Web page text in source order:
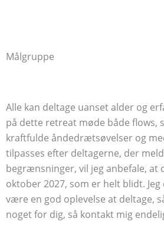
Målgruppe
Alle kan deltage uanset alder og
på dette retreat møde både flows,
kraftfulde åndedrætsøvelser og
tilpasses efter deltagerne, der
begrænsninger, vil jeg anbefale, at
oktober 2027, som er helt blidt.
være en god oplevelse at deltage,
noget for dig, så kontakt mig